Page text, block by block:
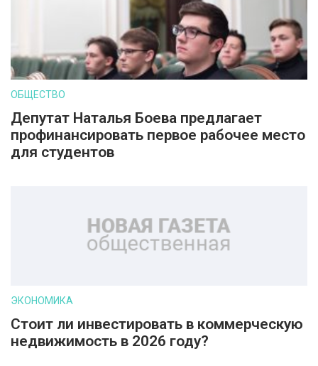
ОБЩЕСТВО
Депутат Наталья Боева предлагает
профинансировать первое рабочее место
для студентов
ЭКОНОМИКА
Стоит ли инвестировать в коммерческую
недвижимость в 2026 году?